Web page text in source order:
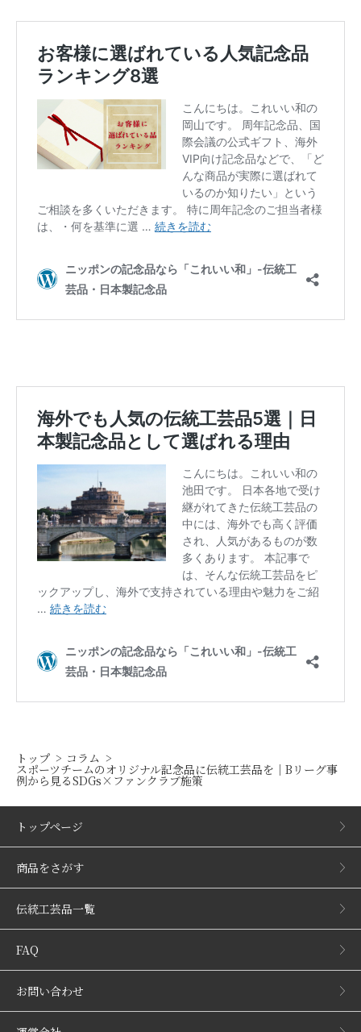
トップ コラム
スポーツチームのオリジナル記念品に伝統工芸品を｜Bリーグ事
例から見るSDGs×ファンクラブ施策
トップページ
商品をさがす
伝統工芸品一覧
FAQ
お問い合わせ